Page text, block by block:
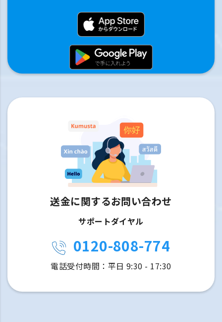
送金に関するお問い合わせ
サポートダイヤル
0120-808-774
電話受付時間：平日 9:30 - 17:30